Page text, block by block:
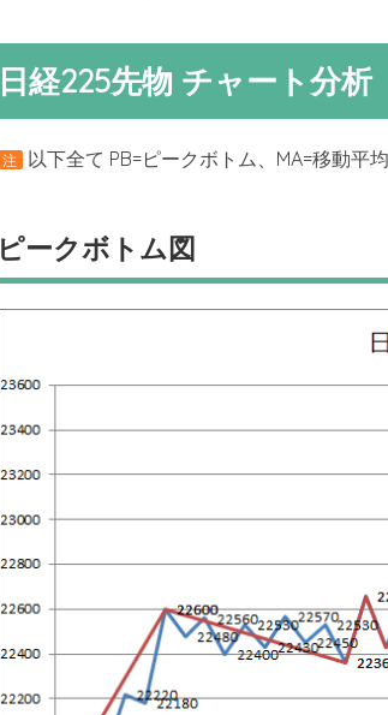
日経225先物 チャート分析
注 以下全て PB=ピークボトム、MA=移動平
ピークボトム図